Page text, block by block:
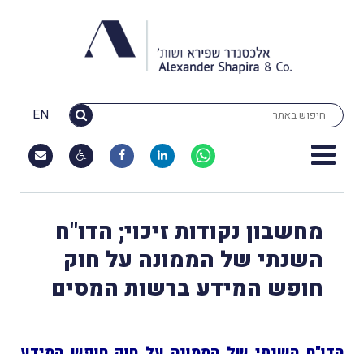
EN
מחשבון נקודות זיכוי; הדו"ח
השנתי של הממונה על חוק
חופש המידע ברשות המסים